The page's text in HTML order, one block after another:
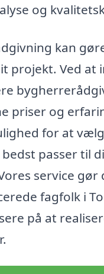
og
kan
projekt. Ved at
priser og
for at
passer til
service gør
fagfolk i
på at